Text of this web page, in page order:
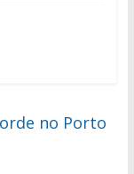
no Porto